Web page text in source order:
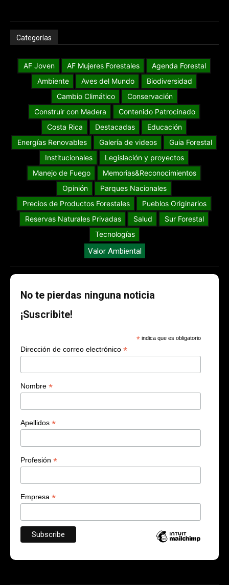
Categorías
AF Joven AF Mujeres Forestales
Agenda Forestal
Ambiente
Aves del Mundo
Biodiversidad
Cambio Climático
Conservación
Construir con Madera
Contenido Patrocinado
Costa Rica
Destacadas
Educación
Energías Renovables
Galería de videos
Guia Forestal
Institucionales
Legislación y proyectos
Manejo de Fuego
Memorias&Reconocimientos
Opinión
Parques Nacionales
Precios de Productos Forestales
Pueblos Originarios
Reservas Naturales Privadas
Salud
Sur Forestal
Tecnologías
Valor Ambiental
No te pierdas ninguna noticia
¡Suscribite!
* indica que es obligatorio
Dirección de correo electrónico *
Nombre *
Apellidos *
Profesión *
Empresa *